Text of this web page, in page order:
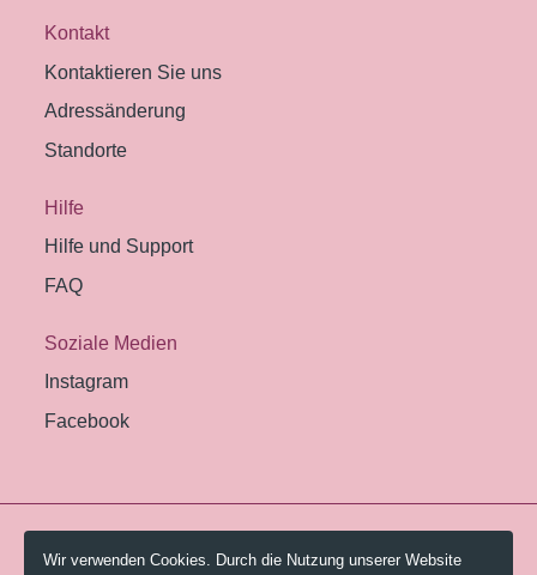
Kontakt
Kontaktieren Sie uns
Adressänderung
Standorte
Hilfe
Hilfe und Support
FAQ
Soziale Medien
Instagram
Facebook
© 2026 Pestalozzi-Bibliothek Zürich.
Wir verwenden Cookies. Durch die Nutzung unserer Website